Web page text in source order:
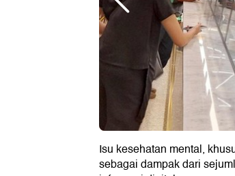
Isu kesehatan mental,
sebagai dampak dari